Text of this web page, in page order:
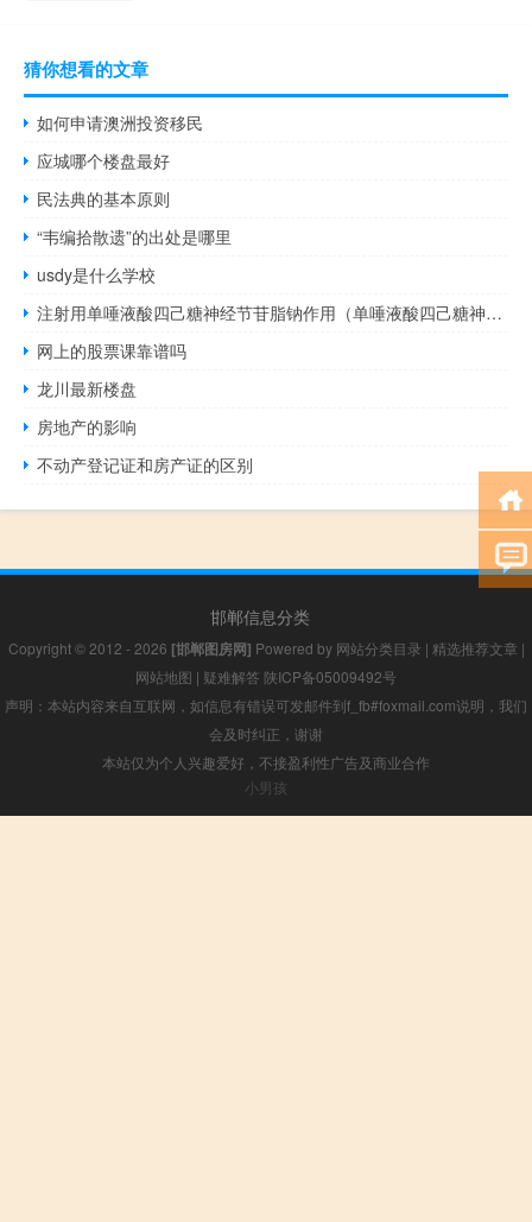
猜你想看的文章
如何申请澳洲投资移民
应城哪个楼盘最好
民法典的基本原则
“韦编拾散遗”的出处是哪里
usdy是什么学校
注射用单唾液酸四己糖神经节苷脂钠作用（单唾液酸四己糖神经节苷脂钠作用）
网上的股票课靠谱吗
龙川最新楼盘
房地产的影响
不动产登记证和房产证的区别
邯郸信息分类
Copyright © 2012 - 2026 [邯郸图房网] Powered by 网站分类目录 | 精选推荐文章 |
网站地图 | 疑难解答 陕ICP备05009492号
声明：本站内容来自互联网，如信息有错误可发邮件到f_fb#foxmail.com说明，我们
会及时纠正，谢谢
本站仅为个人兴趣爱好，不接盈利性广告及商业合作
小男孩